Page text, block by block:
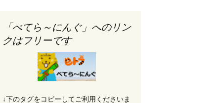
「べてら～にんぐ」へのリン
クはフリーです
↓下のタグをコピーしてご利用くださいま